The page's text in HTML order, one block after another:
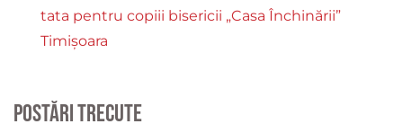
tata pentru copiii bisericii „Casa Închinării”
Timișoara
Postări trecute